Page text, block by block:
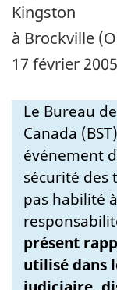
Kingston
à Brockville
17 février 2005
Le Bureau
Canada
événement
sécurité des
pas habilité
présent
utilisé dans